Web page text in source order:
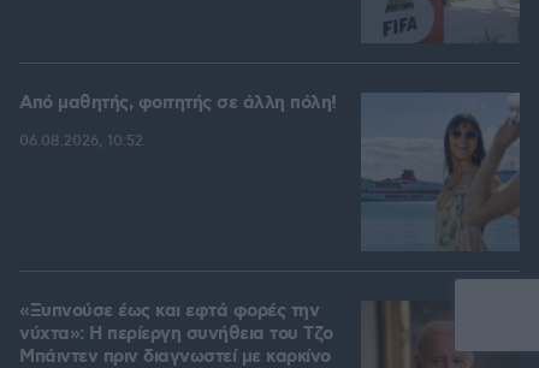
Από μαθητής, φοιτητής σε άλλη πόλη!
06.08.2026, 10:52
«Ξυπνούσε έως και εφτά φορές την
νύχτα»: Η περίεργη συνήθεια του Τζο
Μπάιντεν πριν διαγνωστεί με καρκίνο